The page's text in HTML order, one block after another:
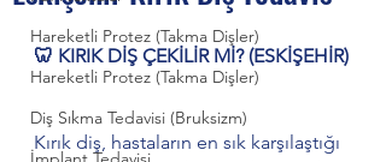
Hareketli Protez (Takma Dişler)
Hareketli Protez (Takma Dişler)
Diş Sıkma Tedavisi (Bruksizm)
🦷 KIRIK DİŞ ÇEKİLİR Mİ? (ESKİŞEHİR)
Kırık diş, hastaların en sık karşılaştığı